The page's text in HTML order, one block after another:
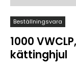
Beställningsvara
1000
kättinghjul